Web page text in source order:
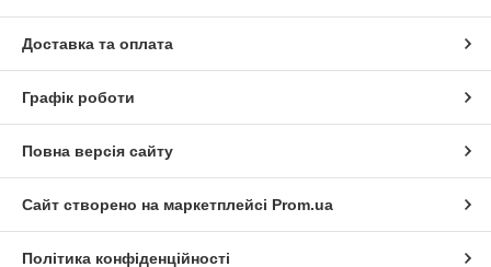
Доставка та оплата
Графік роботи
Повна версія сайту
Сайт створено на маркетплейсі Prom.ua
Політика конфіденційності